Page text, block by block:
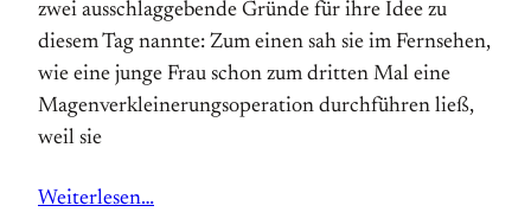
zwei ausschlaggebende Gründe für ihre Idee zu
diesem Tag nannte: Zum einen sah sie im Fernsehen,
wie eine junge Frau schon zum dritten Mal eine
Magen­verkleinerungs­operation durchführen ließ,
weil sie
Weiterlesen…